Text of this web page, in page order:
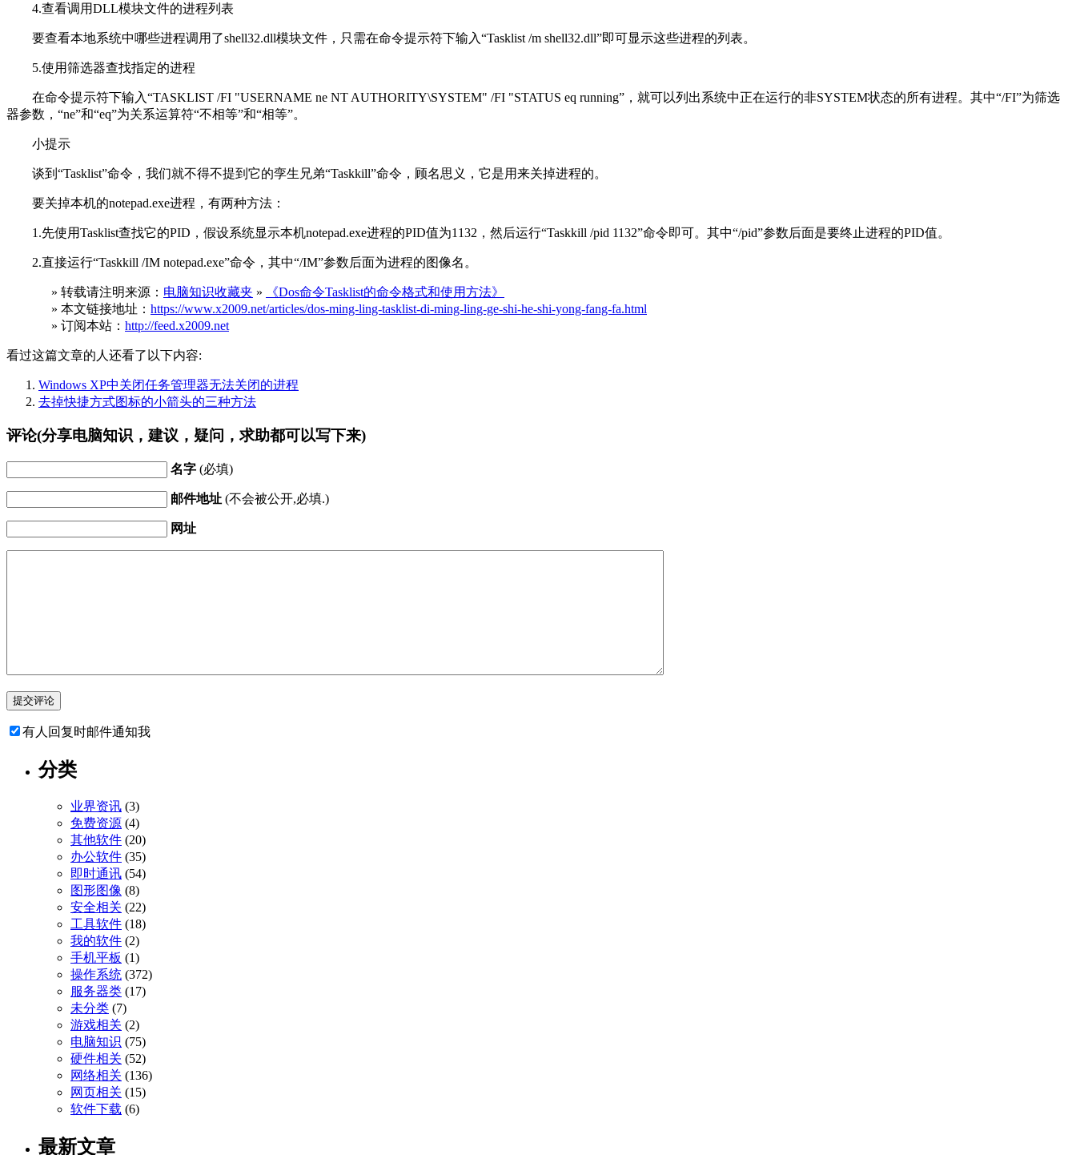
4.查看调用DLL模块文件的进程列表
要查看本地系统中哪些进程调用了shell32.dll模块文件，只需在命令提示符下输入“Tasklist /m shell32.dll”即可显示这些进程的列表。
5.使用筛选器查找指定的进程
在命令提示符下输入“TASKLIST /FI "USERNAME ne NT AUTHORITY\SYSTEM" /FI "STATUS eq running”，就可以列出系统中正在运行的非SYSTEM状态的所有进程。其中“/FI”为筛选
器参数，“ne”和“eq”为关系运算符“不相等”和“相等”。
小提示
谈到“Tasklist”命令，我们就不得不提到它的孪生兄弟“Taskkill”命令，顾名思义，它是用来关掉进程的。
要关掉本机的notepad.exe进程，有两种方法：
1.先使用Tasklist查找它的PID，假设系统显示本机notepad.exe进程的PID值为1132，然后运行“Taskkill /pid 1132”命令即可。其中“/pid”参数后面是要终止进程的PID值。
2.直接运行“Taskkill /IM notepad.exe”命令，其中“/IM”参数后面为进程的图像名。
» 转载请注明来源： 电脑知识收藏夹 »
《Dos命令Tasklist的命令格式和使用方法》
» 本文链接地址： https://www.x2009.net/articles/dos-ming-ling-tasklist-di-ming-ling-ge-shi-he-shi-yong-fang-fa.html
» 订阅本站： http://feed.x2009.net
看过这篇文章的人还看了以下内容:
Windows XP中关闭任务管理器无法关闭的进程
去掉快捷方式图标的小箭头的三种方法
评论(分享电脑知识，建议，疑问，求助都可以写下来)
名字 (必填)
邮件地址 (不会被公开,必填.)
网址
有人回复时邮件通知我
分类
业界资讯 (3)
免费资源 (4)
其他软件 (20)
办公软件 (35)
即时通讯 (54)
图形图像 (8)
安全相关 (22)
工具软件 (18)
我的软件 (2)
手机平板 (1)
操作系统 (372)
服务器类 (17)
未分类 (7)
游戏相关 (2)
电脑知识 (75)
硬件相关 (52)
网络相关 (136)
网页相关 (15)
软件下载 (6)
最新文章